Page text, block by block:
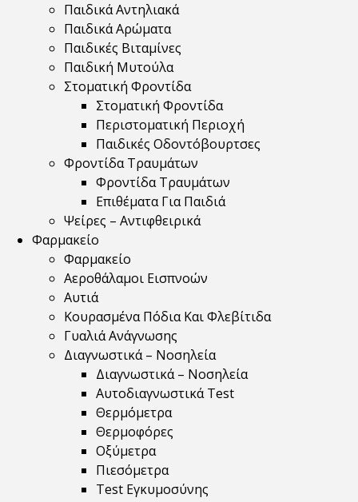
Παιδικά Αντηλιακά
Παιδικά Αρώματα
Παιδικές Βιταμίνες
Παιδική Μυτούλα
Στοματική Φροντίδα
Στοματική Φροντίδα
Περιστοματική Περιοχή
Παιδικές Οδοντόβουρτσες
Φροντίδα Τραυμάτων
Φροντίδα Τραυμάτων
Επιθέματα Για Παιδιά
Ψείρες – Αντιφθειρικά
Φαρμακείο
Φαρμακείο
Αεροθάλαμοι Εισπνοών
Αυτιά
Κουρασμένα Πόδια Και Φλεβίτιδα
Γυαλιά Ανάγνωσης
Διαγνωστικά – Νοσηλεία
Διαγνωστικά – Νοσηλεία
Αυτοδιαγνωστικά Test
Θερμόμετρα
Θερμοφόρες
Οξύμετρα
Πιεσόμετρα
Test Εγκυμοσύνης